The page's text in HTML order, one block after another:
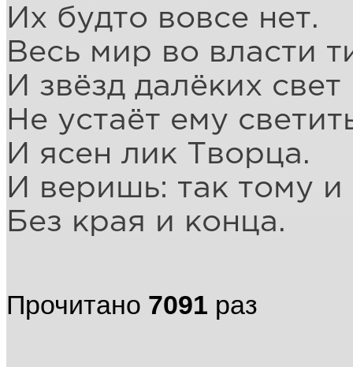
Их будто вовсе нет.
Весь мир во власти
И звёзд далёких свет
Не устаёт ему
И ясен лик Творца.
И веришь: так тому и
Без края и конца.
Прочитано 7091 раз